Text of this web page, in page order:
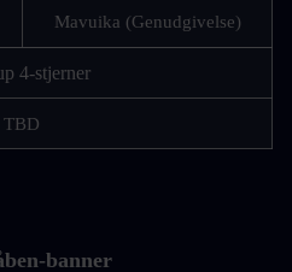
Mavuika (Genudgivelse)
4-stjerner
TBD
banner